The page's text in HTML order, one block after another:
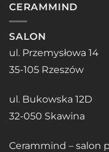
CERAMMIND
SALON
ul. Przemysłowa 14
35-105 Rzeszów
ul. Bukowska 12D
32-050 Skawina
Cerammind – salon